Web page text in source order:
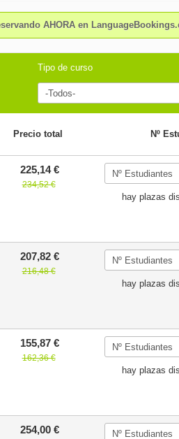
AHORA en
Tipo de curso
Precio total Nº
225,14 €
234,52 €
hay plazas
207,82 €
216,48 €
hay plazas
155,87 €
162,36 €
hay plazas
254,00 €